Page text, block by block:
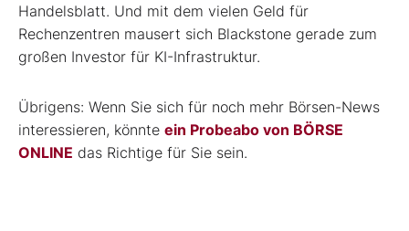
Handelsblatt. Und mit dem vielen Geld für
Rechenzentren mausert sich Blackstone gerade zum
großen Investor für KI-Infrastruktur.
Übrigens: Wenn Sie sich für noch mehr Börsen-News
interessieren, könnte ein Probeabo von BÖRSE
ONLINE das Richtige für Sie sein.